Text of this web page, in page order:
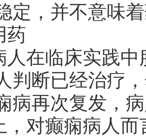
定，并不意味
药
人在临床实践
判断已经治疗
病再次复发，
，对癫痫病人